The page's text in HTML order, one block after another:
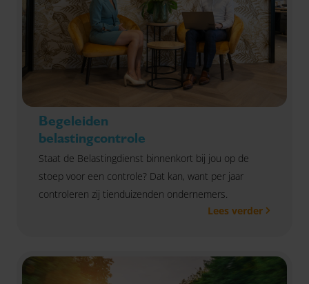
Begeleiden
belastingcontrole
Staat de Belastingdienst binnenkort bij jou op de
stoep voor een controle? Dat kan, want per jaar
controleren zij tienduizenden ondernemers.
Lees verder